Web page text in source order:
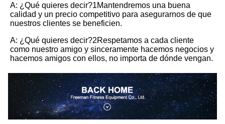
A: ¿Qué quieres decir?1Mantendremos una buena
calidad y un precio competitivo para asegurarnos de que
nuestros clientes se beneficien.
A: ¿Qué quieres decir?2Respetamos a cada cliente
como nuestro amigo y sinceramente hacemos negocios y
hacemos amigos con ellos, no importa de dónde vengan.